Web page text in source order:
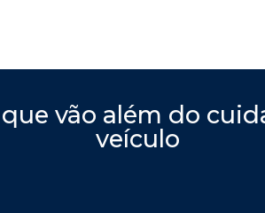
vão além do
veículo